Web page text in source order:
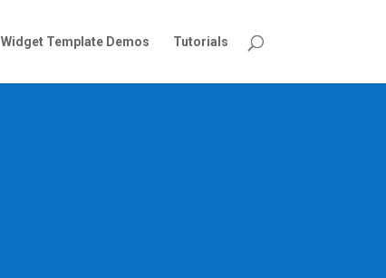
Widget Template Demos Tutorials